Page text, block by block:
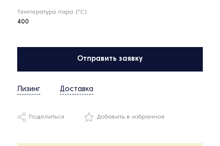
Температура пара (°С)
400
Отправить заявку
Лизинг Доставка
Поделиться Добавить в избранное